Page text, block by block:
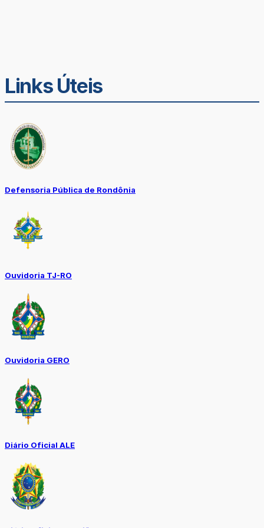
Links Úteis
Defensoria Pública de Rondônia
Ouvidoria TJ-RO
Ouvidoria GERO
Diário Oficial ALE